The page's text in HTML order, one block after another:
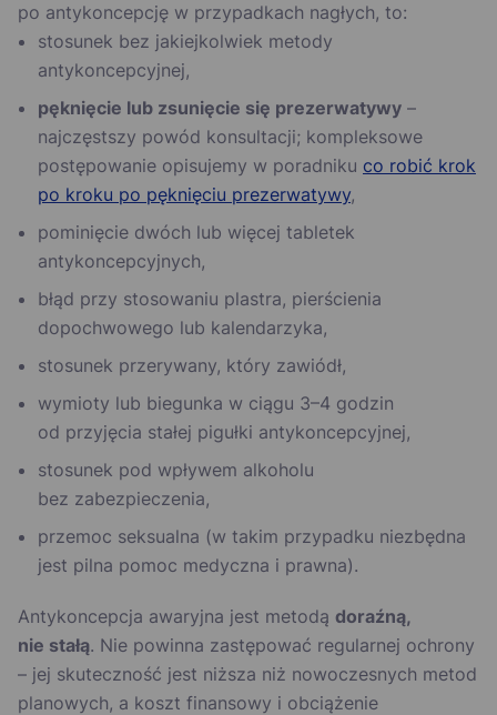
po antykoncepcję w przypadkach nagłych, to:
stosunek bez jakiejkolwiek metody
antykoncepcyjnej,
pęknięcie lub zsunięcie się prezerwatywy –
najczęstszy powód konsultacji; kompleksowe
postępowanie opisujemy w poradniku co robić krok
po kroku po pęknięciu prezerwatywy,
pominięcie dwóch lub więcej tabletek
antykoncepcyjnych,
błąd przy stosowaniu plastra, pierścienia
dopochwowego lub kalendarzyka,
stosunek przerywany, który zawiódł,
wymioty lub biegunka w ciągu 3–4 godzin
od przyjęcia stałej pigułki antykoncepcyjnej,
stosunek pod wpływem alkoholu
bez zabezpieczenia,
przemoc seksualna (w takim przypadku niezbędna
jest pilna pomoc medyczna i prawna).
Antykoncepcja awaryjna jest metodą doraźną,
nie stałą. Nie powinna zastępować regularnej ochrony
– jej skuteczność jest niższa niż nowoczesnych metod
planowych, a koszt finansowy i obciążenie